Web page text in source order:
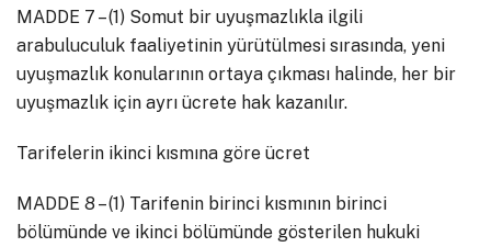
MADDE 7 – (1) Somut bir uyuşmazlıkla ilgili
arabuluculuk faaliyetinin yürütülmesi sırasında, yeni
uyuşmazlık konularının ortaya çıkması halinde, her bir
uyuşmazlık için ayrı ücrete hak kazanılır.
Tarifelerin ikinci kısmına göre ücret
MADDE 8 – (1) Tarifenin birinci kısmının birinci
bölümünde ve ikinci bölümünde gösterilen hukuki